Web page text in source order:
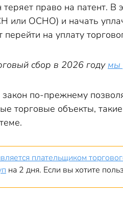
теряет право на патент.
или ОСНО) и начать
перейти на уплату
сбор в 2026 году мы
по-прежнему
торговые объекты,
плательщиком
на 2 дня. Если вы хотите